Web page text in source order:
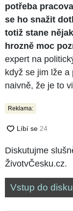
potřeba
se ho snažit
totiž stane
hrozně moc
expert na
když se jim lže
naivně, že je to
Reklama:
Diskutujme
ŽivotvČesku.cz.
Vstup do